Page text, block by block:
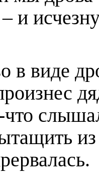
и
в виде
что